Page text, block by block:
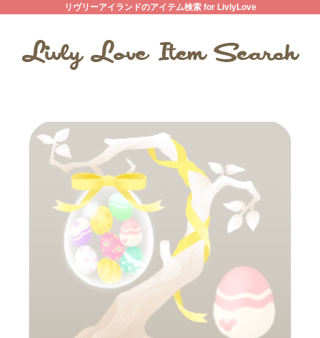
リヴリーアイランドのアイテム検索 for LivlyLove